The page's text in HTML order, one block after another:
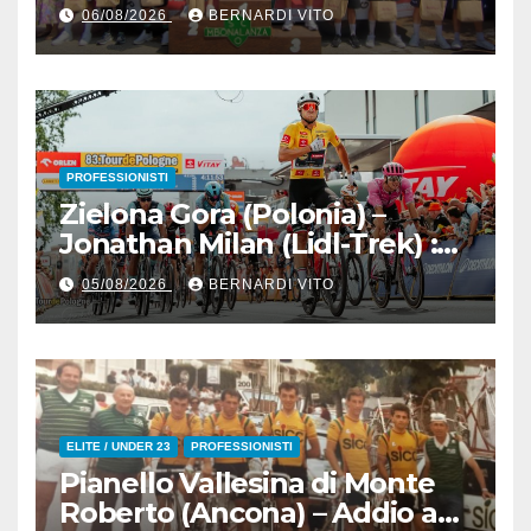
valsusano Graziano Paolo
Marangon (Team Guerrini –
Senaghese)
06/08/2026 BERNARDI VITO
PROFESSIONISTI
Zielona Gora (Polonia) –
Jonathan Milan (Lidl-Trek) :
Vince la terza tappa di
seguito e in maglia gialla
all’83° Giro di Polonia
05/08/2026 BERNARDI VITO
ELITE / UNDER 23 PROFESSIONISTI
Pianello Vallesina di Monte
Roberto (Ancona) – Addio ad